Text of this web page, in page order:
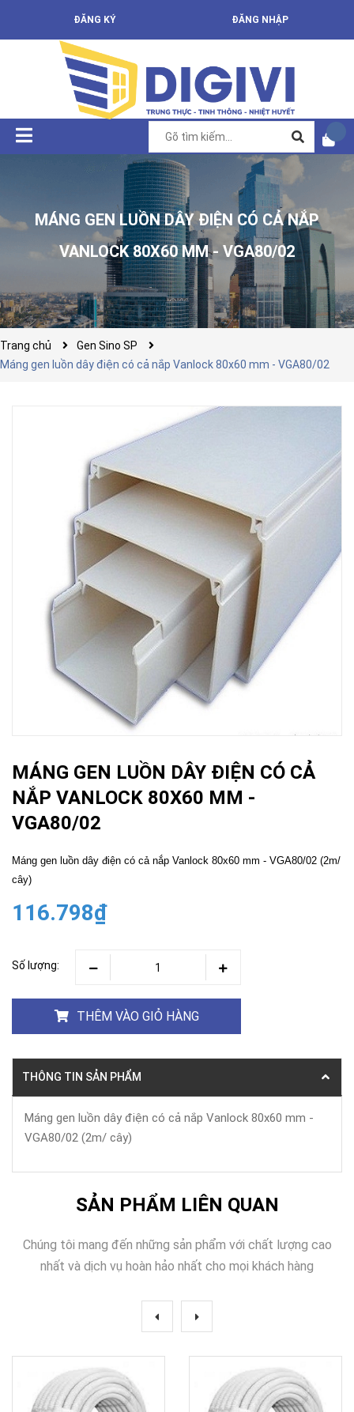
ĐĂNG KÝ ĐĂNG NHẬP
MÁNG GEN LUỒN DÂY ĐIỆN CÓ CẢ NẮP
VANLOCK 80X60 MM - VGA80/02
Trang chủ
Gen Sino SP
Máng gen luồn dây điện có cả nắp Vanlock 80x60 mm - VGA80/02
MÁNG GEN LUỒN DÂY ĐIỆN CÓ CẢ
NẮP VANLOCK 80X60 MM -
VGA80/02
Máng gen luồn dây điện có cả nắp Vanlock 80x60 mm - VGA80/02 (2m/
cây)
116.798₫
Số lượng:
THÊM VÀO GIỎ HÀNG
THÔNG TIN SẢN PHẨM
Máng gen luồn dây điện có cả nắp Vanlock 80x60 mm -
VGA80/02 (2m/ cây)
SẢN PHẨM LIÊN QUAN
Chúng tôi mang đến những sản phẩm với chất lượng cao
nhất và dịch vụ hoàn hảo nhất cho mọi khách hàng